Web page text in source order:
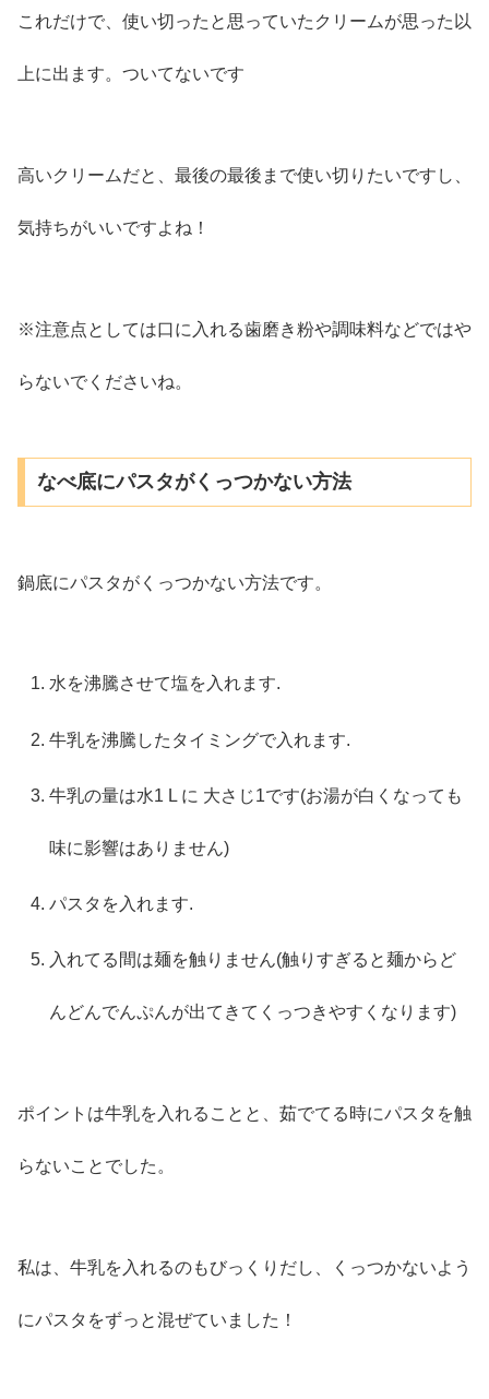
これだけで、使い切ったと思っていたクリームが思った以
上に出ます。ついてないです
高いクリームだと、最後の最後まで使い切りたいですし、
気持ちがいいですよね！
※注意点としては口に入れる歯磨き粉や調味料などではや
らないでくださいね。
なべ底にパスタがくっつかない方法
鍋底にパスタがくっつかない方法です。
水を沸騰させて塩を入れます.
牛乳を沸騰したタイミングで入れます.
牛乳の量は水1 L に 大さじ1です(お湯が白くなっても
味に影響はありません)
パスタを入れます.
入れてる間は麺を触りません(触りすぎると麺からど
んどんでんぷんが出てきてくっつきやすくなります)
ポイントは牛乳を入れることと、茹でてる時にパスタを触
らないことでした。
私は、牛乳を入れるのもびっくりだし、くっつかないよう
にパスタをずっと混ぜていました！